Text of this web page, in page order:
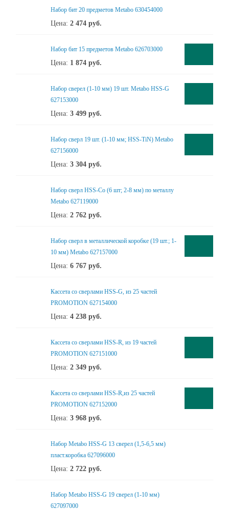
Набор бит 20 предметов Metabo 630454000
Цена: 2 474 руб.
Набор бит 15 предметов Metabo 626703000
Цена: 1 874 руб.
Набор сверел (1-10 мм) 19 шт. Metabo HSS-G
627153000
Цена: 3 499 руб.
Набор сверл 19 шт. (1-10 мм; HSS-TiN) Metabo
627156000
Цена: 3 304 руб.
Набор сверл HSS-Co (6 шт; 2-8 мм) по металлу
Metabo 627119000
Цена: 2 762 руб.
Набор сверл в металлической коробке (19 шт.; 1-
10 мм) Metabo 627157000
Цена: 6 767 руб.
Кассета со сверлами HSS-G, из 25 частей
PROMOTION 627154000
Цена: 4 238 руб.
Кассета со сверлами HSS-R, из 19 частей
PROMOTION 627151000
Цена: 2 349 руб.
Кассета со сверлами HSS-R,из 25 частей
PROMOTION 627152000
Цена: 3 968 руб.
Набор Metabo HSS-G 13 сверел (1,5-6,5 мм)
пласт.коробка 627096000
Цена: 2 722 руб.
Набор Metabo HSS-G 19 сверел (1-10 мм)
627097000